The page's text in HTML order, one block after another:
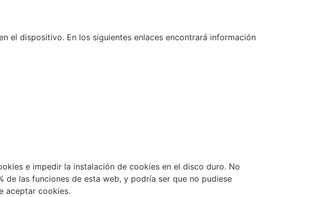
el dispositivo. En los siguientes enlaces encontrará información
e impedir la instalación de cookies en el disco duro. No
de las funciones de esta web, y podría ser que no pudiese
aceptar cookies.